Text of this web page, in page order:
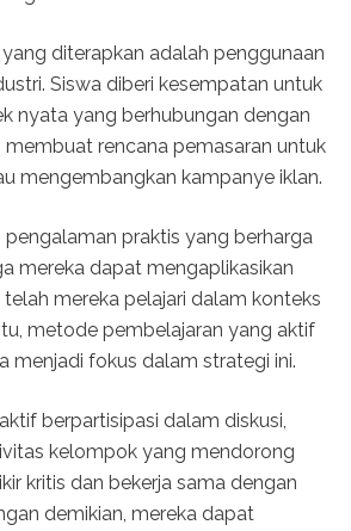
diterapkan adalah penggunaan
Siswa diberi kesempatan untuk
nyata yang berhubungan dengan
membuat rencana pemasaran untuk
mengembangkan kampanye iklan.
pengalaman praktis yang berharga
mereka dapat mengaplikasikan
mereka pelajari dalam konteks
metode pembelajaran yang aktif
menjadi fokus dalam strategi ini.
berpartisipasi dalam diskusi,
kelompok yang mendorong
kritis dan bekerja sama dengan
demikian, mereka dapat